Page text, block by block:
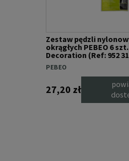
Zestaw pędzli
okrągłych PEBEO 6 szt.
Decoration (Ref: 952
PEBEO
27,20 zł